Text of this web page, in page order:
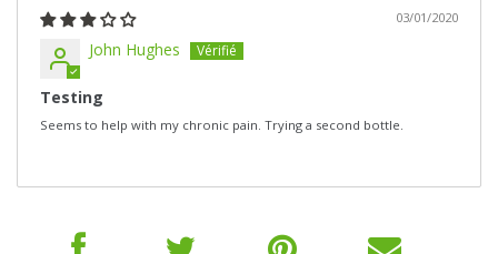
03/01/2020
John Hughes
Testing
Seems to help with my chronic pain. Trying a second bottle.